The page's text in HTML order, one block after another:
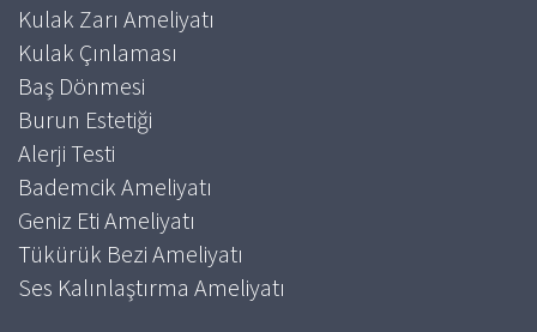
Kulak Zarı Ameliyatı
Kulak Çınlaması
Baş Dönmesi
Burun Estetiği
Alerji Testi
Bademcik Ameliyatı
Geniz Eti Ameliyatı
Tükürük Bezi Ameliyatı
Ses Kalınlaştırma Ameliyatı